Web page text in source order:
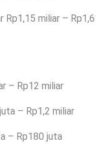
Rp1,15 miliar –
– Rp12 miliar
– Rp1,2 miliar
– Rp180 juta